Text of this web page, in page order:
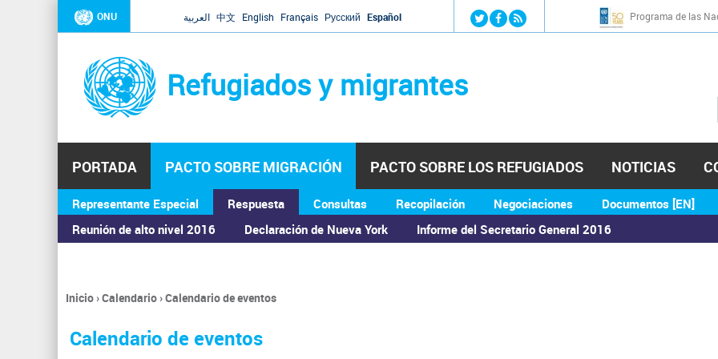
Jump to navigation
ONU العربية 中文 English Français Русский Español Programa de las
Refugiados y migrantes
PORTADA PACTO SOBRE MIGRACIÓN
Representante Especial
Respuesta
Reunión de alto nivel 2016
Declaración de Nueva York Informe del Secretario General 2016
Consultas Recopilación Negociaciones Documentos [EN]
PACTO SOBRE LOS REFUGIADOS NOTICIAS
ASAMBLEA GENERAL
Se
encuentra
usted
Inicio›Calendario›Calendario de eventos
Calendario de eventos